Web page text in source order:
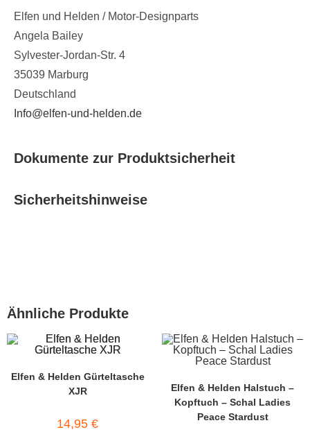
Elfen und Helden / Motor-Designparts
Angela Bailey
Sylvester-Jordan-Str. 4
35039 Marburg
Deutschland
Info@elfen-und-helden.de
Dokumente zur Produktsicherheit
Sicherheitshinweise
Ähnliche Produkte
Elfen & Helden Gürteltasche
XJR
14,95 €
Elfen & Helden Halstuch –
Kopftuch – Schal Ladies
Peace Stardust